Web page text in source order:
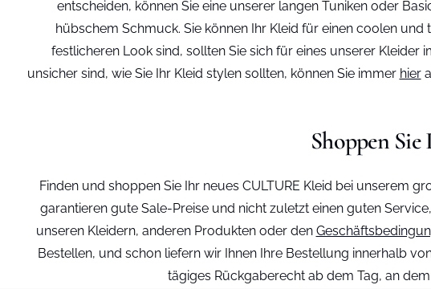
entscheiden, können Sie eine unserer langen Tuniken oder
hübschem Schmuck. Sie können Ihr Kleid für einen coolen
festlicheren Look sind, sollten Sie sich für eines unserer
unsicher sind, wie Sie Ihr Kleid stylen sollten, können Sie immer hier
Shoppen
Finden und shoppen Sie Ihr neues CULTURE Kleid bei unserem
garantieren gute Sale-Preise und nicht zuletzt einen guten
unseren Kleidern, anderen Produkten oder den
Bestellen, und schon liefern wir Ihnen Ihre Bestellung innerhalb
tägiges Rückgaberecht ab dem Tag, an